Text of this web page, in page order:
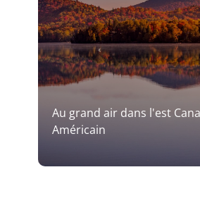
Au grand air dans l'est
Américain